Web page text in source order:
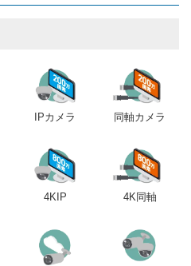
IPカメラ 同軸カメラ
4KIP 4K同軸